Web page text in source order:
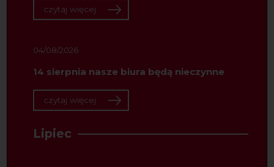
czytaj więcej
04/08/2026
14 sierpnia nasze biura będą nieczynne
czytaj więcej
Lipiec